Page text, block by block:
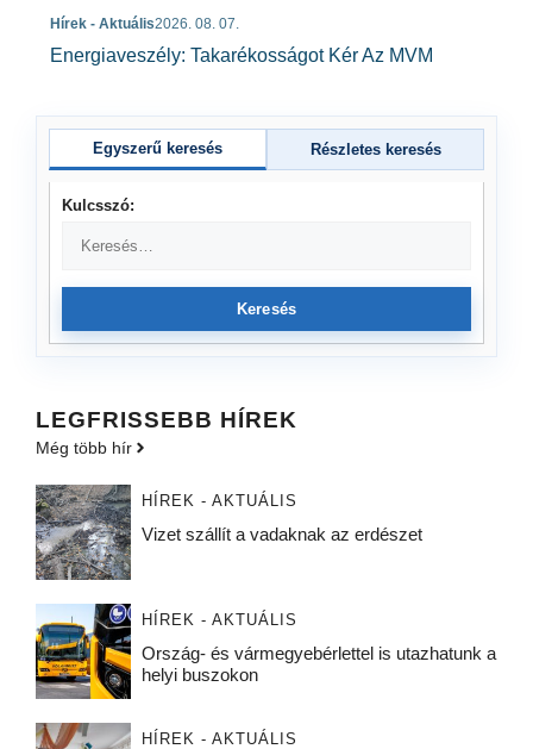
Hírek - Aktuális2026. 08. 07.
Energiaveszély: Takarékosságot Kér Az MVM
Egyszerű keresés Részletes keresés
Kulcsszó:
Keresés
LEGFRISSEBB HÍREK
Még több hír
HÍREK - AKTUÁLIS
Vizet szállít a vadaknak az erdészet
HÍREK - AKTUÁLIS
Ország- és vármegyebérlettel is utazhatunk a
helyi buszokon
HÍREK - AKTUÁLIS